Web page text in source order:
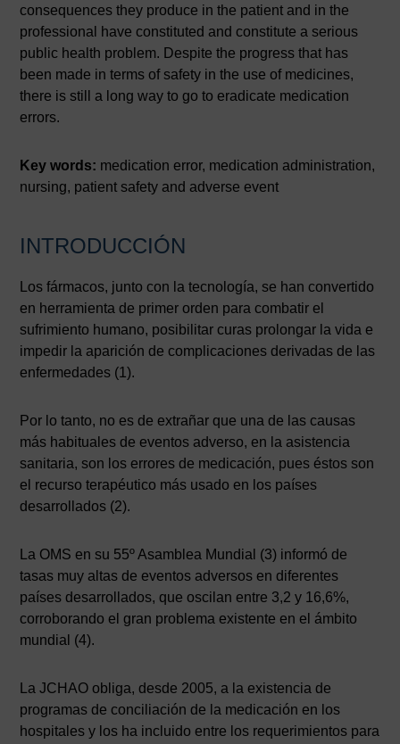
consequences they produce in the patient and in the
professional have constituted and constitute a serious
public health problem. Despite the progress that has
been made in terms of safety in the use of medicines,
there is still a long way to go to eradicate medication
errors.
Key words: medication error, medication administration,
nursing, patient safety and adverse event
INTRODUCCIÓN
Los fármacos, junto con la tecnología, se han convertido
en herramienta de primer orden para combatir el
sufrimiento humano, posibilitar curas prolongar la vida e
impedir la aparición de complicaciones derivadas de las
enfermedades (1).
Por lo tanto, no es de extrañar que una de las causas
más habituales de eventos adverso, en la asistencia
sanitaria, son los errores de medicación, pues éstos son
el recurso terapéutico más usado en los países
desarrollados (2).
La OMS en su 55º Asamblea Mundial (3) informó de
tasas muy altas de eventos adversos en diferentes
países desarrollados, que oscilan entre 3,2 y 16,6%,
corroborando el gran problema existente en el ámbito
mundial (4).
La JCHAO obliga, desde 2005, a la existencia de
programas de conciliación de la medicación en los
hospitales y los ha incluido entre los requerimientos para